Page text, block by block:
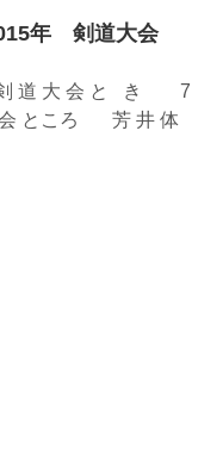
年 剣道大会
道 大 会 と き 7
会 ところ 芳 井 体